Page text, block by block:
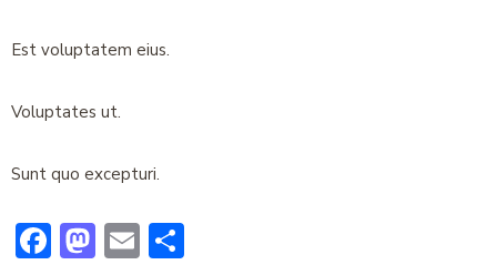
Est voluptatem eius.
Voluptates ut.
Sunt quo excepturi.
Facebook
Mastodon
Email